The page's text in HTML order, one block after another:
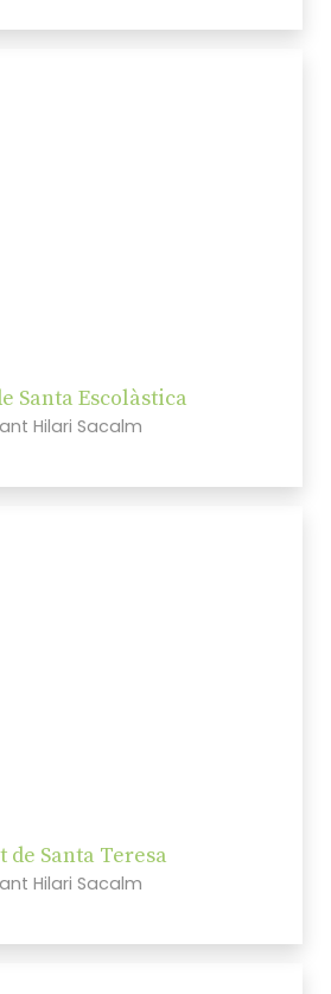
Santa Escolàstica
Hilari Sacalm
de Santa Teresa
Hilari Sacalm